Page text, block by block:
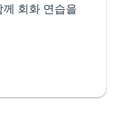
회화 연습을